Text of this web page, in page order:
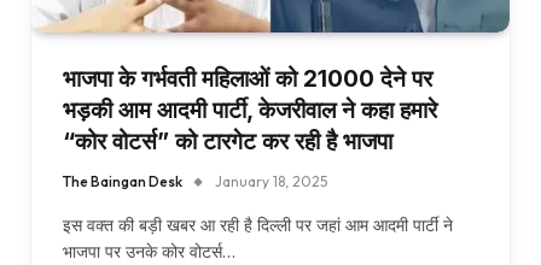
भाजपा के गर्भवती महिलाओं को ₹21000 देने पर
भड़की आम आदमी पार्टी, केजरीवाल ने कहा हमारे
“कोर वोटर्स” को टारगेट कर रही है भाजपा
The Baingan Desk January 18, 2025
इस वक्त की बड़ी खबर आ रही है दिल्ली पर जहां आम आदमी पार्टी ने
भाजपा पर उनके कोर वोटर्स…